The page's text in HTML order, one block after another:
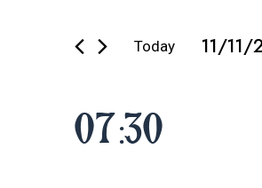
for
Today 11/11/
07:30